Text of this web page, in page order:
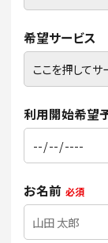
希望サービス
利用開始希望
お名前 必須